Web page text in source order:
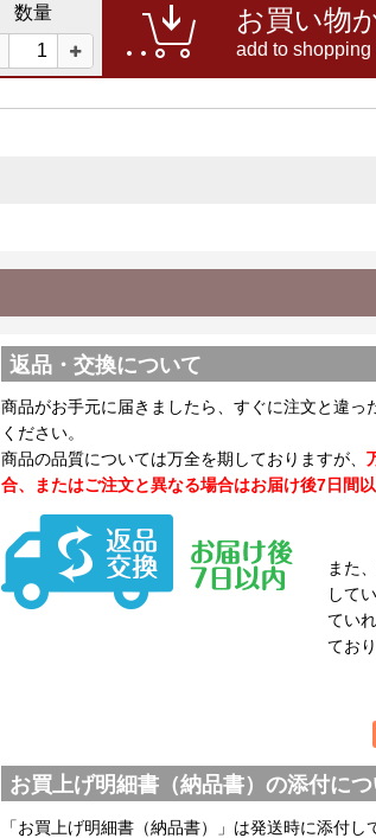
数量 お買い物
add to shopping
返品・交換について
商品がお手元に届きましたら、すぐに注文と違っ
ください。
商品の品質については万全を期しておりますが、
合、またはご注文と異なる場合はお届け後7日間
また
して
てい
てお
お買上げ明細書（納品書）の添付に
「お買上げ明細書（納品書）」は発送時に添付し